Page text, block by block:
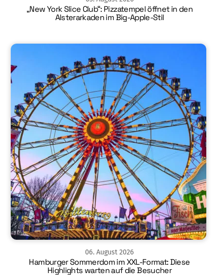
„New York Slice Club“: Pizzatempel öffnet in den
Alsterarkaden im Big-Apple-Stil
06. August 2026
Hamburger Sommerdom im XXL-Format: Diese
Highlights warten auf die Besucher